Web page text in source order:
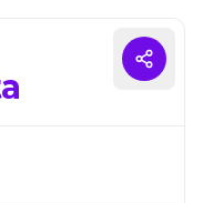
perfeito entre
Vittoria Residence
viver com